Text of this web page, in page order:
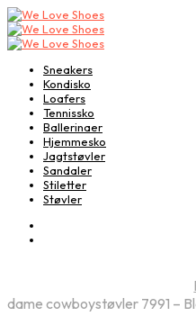
Sneakers
Kondisko
Loafers
Tennissko
Ballerinaer
Hjemmesko
Jagtstøvler
Sandaler
Stiletter
Støvler
dame cowboystøvler 7991 –